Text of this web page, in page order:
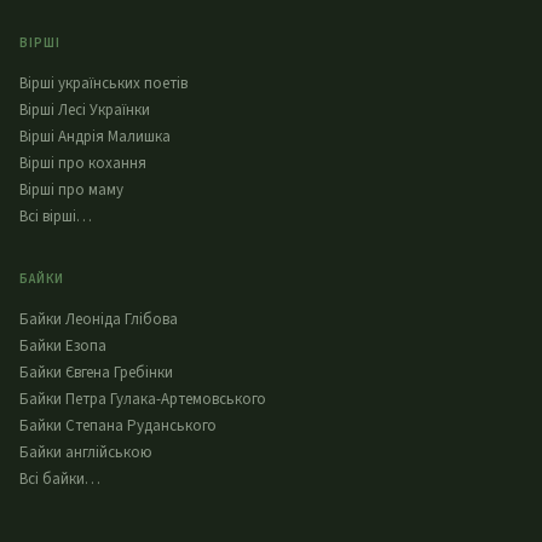
ВІРШІ
Вірші українських поетів
Вірші Лесі Українки
Вірші Андрія Малишка
Вірші про кохання
Вірші про маму
Всі вірші…
БАЙКИ
Байки Леоніда Глібова
Байки Езопа
Байки Євгена Гребінки
Байки Петра Гулака-Артемовського
Байки Степана Руданського
Байки англійською
Всі байки…